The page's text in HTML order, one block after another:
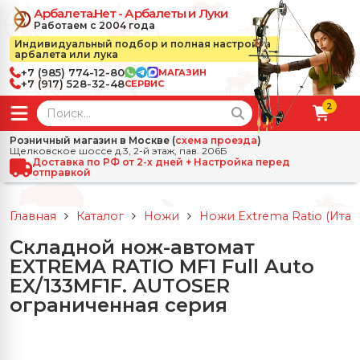
Арбалета.Нет - Арбалеты и Луки
Работаем с 2004 года
Индивидуальный подбор и полная настройка
арбалета или лука
+7 (985) 774-12-80 МАГАЗИН
+7 (917) 528-32-48СЕРВИС
2
Розничный магазин в Москве (схема проезда)
Щелковское шоссе д.3, 2-й этаж, пав. 206Б
Доставка по РФ от 2-х дней + Настройка перед
отправкой
← Назад ✕
Арбалеты
Арбалеты для отдыха
Блочные арбалеты
✕
луки
боеприпасы
Стрелы, боеприпасы
✕
← Назад ✕
Главная Каталог Ножи Ножи Extrema Ratio
Складной нож-автомат
EXTREMA RATIO MF1 Full Auto
EX/133MF1F. AUTOSER
ограниченная серия